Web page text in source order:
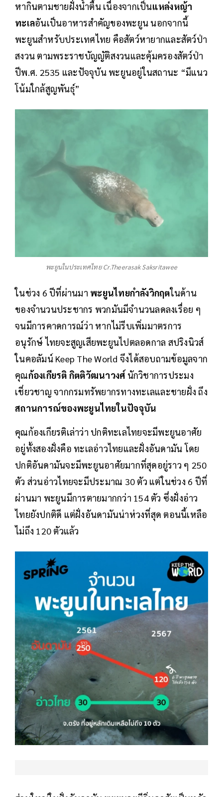
หากินตามชายฝั่งน้ำตื้น เนื่องจากเป็นแหล่งหญ้า
ทะเลอันเป็นอาหารสำคัญของพะยูน นอกจากนี้
พะยูนสำหรับประเทศไทย คือสัตว์หายากและสัตว์ป่า
สงวน ตามพระราชบัญญัติสงวนและคุ้มครองสัตว์ป่า
ปีพ.ศ. 2535 และปัจจุบัน พะยูนอยู่ในสถานะ “มีแนว
โน้มใกล้สูญพันธุ์”
พะยูนในประเทศไทย Cr.Theerasak Saksritawee
ในช่วง 6 ปีที่ผ่านมา พะยูนไทยกำลังวิกฤตในด้าน
ของจำนวนประชากร พวกมันมีจำนวนลดลงเรื่อย ๆ
จนมีการคาดการณ์ว่า หากไม่รีบเพิ่มมาตรการ
อนุรักษ์ ไทยจะสูญเสียพะยูนไปตลอดกาล สปริงนิวส์
ในคอลัมน์ Keep The World จึงได้สอบถามข้อมูลจาก
คุณก้องเกียรติ กิตติวัฒนาวงศ์ นักวิชาการประมง
เชี่ยวชาญ จากกรมทรัพยากรทางทะเลและชายฝั่ง ถึง
สถานการณ์ของพะยูนไทยในปัจจุบัน
คุณก้องเกียรติเล่าว่า ปกติทะเลไทยจะมีพะยูนอาศัย
อยู่ทั้งสองฝั่งคือ ทะเลอ่าวไทยและฝั่งอันดามัน โดย
ปกติอันดามันจะมีพะยูนอาศัยมากที่สุดอยู่ราว ๆ 250
ตัว ส่วนอ่าวไทยจะมีประมาณ 30 ตัว แต่ในช่วง 6 ปีที่
ผ่านมา พะยูนมีการตายมากกว่า 154 ตัว ซึ่งฝั่งอ่าว
ไทยยังปกติดี แต่ฝั่งอันดามันน่าห่วงที่สุด ตอนนี้เหลือ
ไม่ถึง 120 ตัวแล้ว